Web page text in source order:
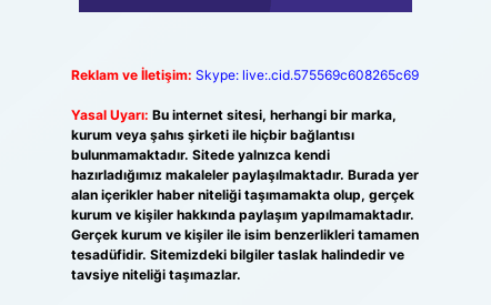
Reklam ve İletişim: Skype: live:.cid.575569c608265c69
Yasal Uyarı: Bu internet sitesi, herhangi bir marka,
kurum veya şahıs şirketi ile hiçbir bağlantısı
bulunmamaktadır. Sitede yalnızca kendi
hazırladığımız makaleler paylaşılmaktadır. Burada yer
alan içerikler haber niteliği taşımamakta olup, gerçek
kurum ve kişiler hakkında paylaşım yapılmamaktadır.
Gerçek kurum ve kişiler ile isim benzerlikleri tamamen
tesadüfidir. Sitemizdeki bilgiler taslak halindedir ve
tavsiye niteliği taşımazlar.